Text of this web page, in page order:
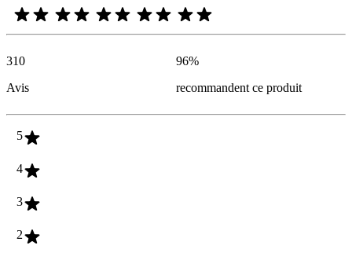
310
Avis
96%
recommandent ce produit
5
4
3
2